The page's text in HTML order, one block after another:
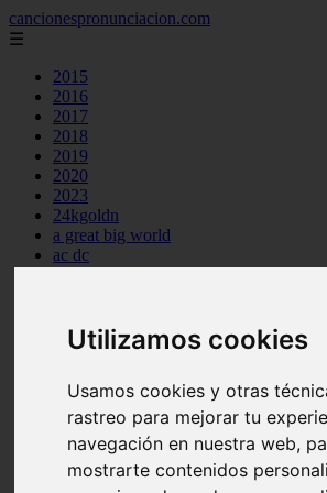
Utilizamos cookies
Usamos cookies y otras
rastreo para mejorar tu
navegación en nuestra web,
mostrarte contenidos
cancionespronunciacion.com
☰
2015
2016
2017
2018
2019
2020
2023
24kgoldn
a great big world
ac dc
amy winehouse
anne marie
ariana grande
ashe
ava max
avicii